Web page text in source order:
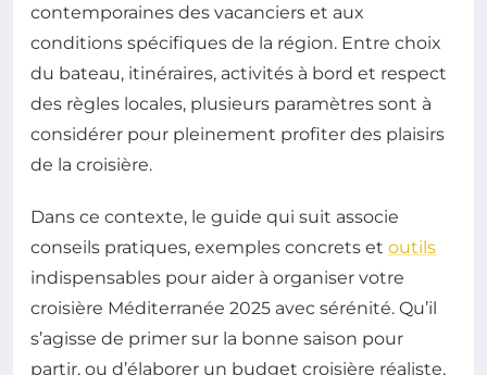
contemporaines des vacanciers et aux
conditions spécifiques de la région. Entre choix
du bateau, itinéraires, activités à bord et respect
des règles locales, plusieurs paramètres sont à
considérer pour pleinement profiter des plaisirs
de la croisière.
Dans ce contexte, le guide qui suit associe
conseils pratiques, exemples concrets et outils
indispensables pour aider à organiser votre
croisière Méditerranée 2025 avec sérénité. Qu’il
s’agisse de primer sur la bonne saison pour
partir, ou d’élaborer un budget croisière réaliste,